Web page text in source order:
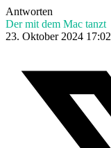
Antworten
Der mit dem Mac tanzt
23. Oktober 2024 17:02